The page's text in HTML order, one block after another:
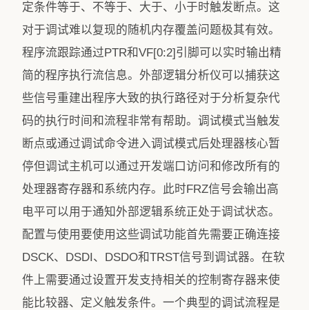
定条件等于、不等于、大于、小于时触发断点。这
对于调试难以复现的随机内存覆盖问题极其有效。
程序流跟踪通过PTR和VF[0:2]引脚可以实时输出精
简的程序执行流信息。外部逻辑分析仪可以捕获这
些信号重建出程序大致的执行路径对于分析复杂代
码的执行时间和流程非常有帮助。调试模式当触发
断点或通过调试命令进入调试模式后处理器核心暂
停但调试主机可以通过开发端口访问和修改所有的
处理器寄存器和系统内存。此时FRZ信号会输出高
电平可以用于通知外部逻辑系统正处于调试状态。
配置与使用要使用这些调试功能首先需要正确连接
DSCK、DSDI、DSDO和TRST信号到调试器。在软
件上需要通过设置开发支持相关的控制寄存器来使
能比较器、定义触发条件。一个典型的调试流程是